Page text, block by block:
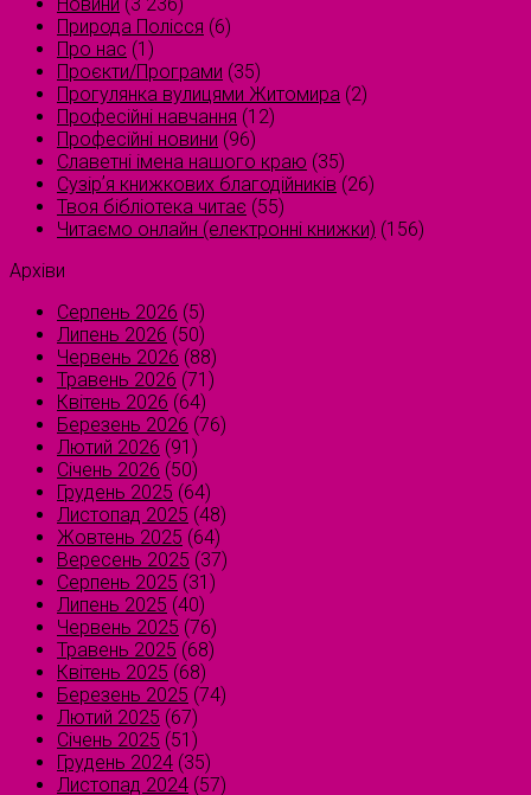
Природа Полісся (6)
Про нас (1)
Проєкти/Програми (35)
Прогулянка вулицями Житомира (2)
Професійні навчання (12)
Професійні новини (96)
Славетні імена нашого краю (35)
Сузірʼя книжкових благодійників (26)
Твоя бібліотека читає (55)
Читаємо онлайн (електронні книжки) (156)
Архіви
Серпень 2026 (5)
Липень 2026 (50)
Червень 2026 (88)
Травень 2026 (71)
Квітень 2026 (64)
Березень 2026 (76)
Лютий 2026 (91)
Січень 2026 (50)
Грудень 2025 (64)
Листопад 2025 (48)
Жовтень 2025 (64)
Вересень 2025 (37)
Серпень 2025 (31)
Липень 2025 (40)
Червень 2025 (76)
Травень 2025 (68)
Квітень 2025 (68)
Березень 2025 (74)
Лютий 2025 (67)
Січень 2025 (51)
Грудень 2024 (35)
Листопад 2024 (57)